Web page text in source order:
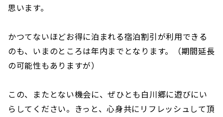
思います。
かつてないほどお得に泊まれる宿泊割引が利用できる
のも、いまのところは年内までとなります。（期間延長
の可能性もありますが）
この、またとない機会に、ぜひとも白川郷に遊びにい
らしてください。きっと、心身共にリフレッシュして頂